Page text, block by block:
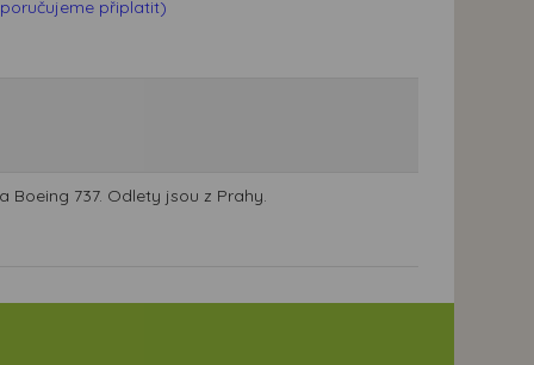
připlatit)
737. Odlety jsou z Prahy.